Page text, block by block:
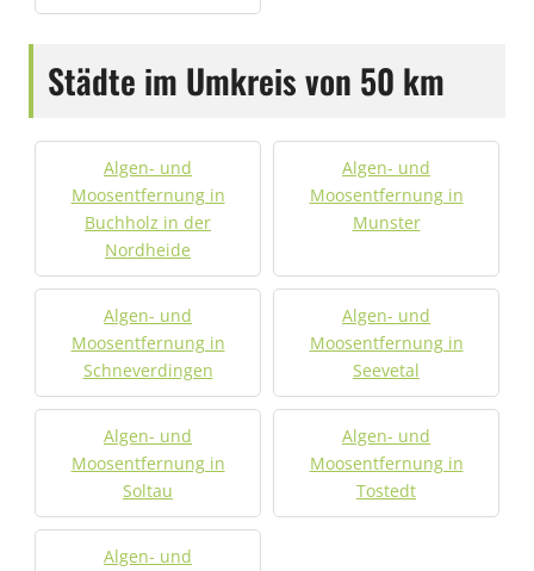
Städte im Umkreis von 50 km
Algen- und
Moosentfernung in
Buchholz in der
Nordheide
Algen- und
Moosentfernung in
Munster
Algen- und
Moosentfernung in
Schneverdingen
Algen- und
Moosentfernung in
Seevetal
Algen- und
Moosentfernung in
Soltau
Algen- und
Moosentfernung in
Tostedt
Algen- und